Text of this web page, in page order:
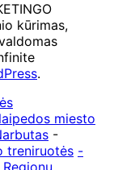
kūrimas,
.
miesto
-
treniruotės -